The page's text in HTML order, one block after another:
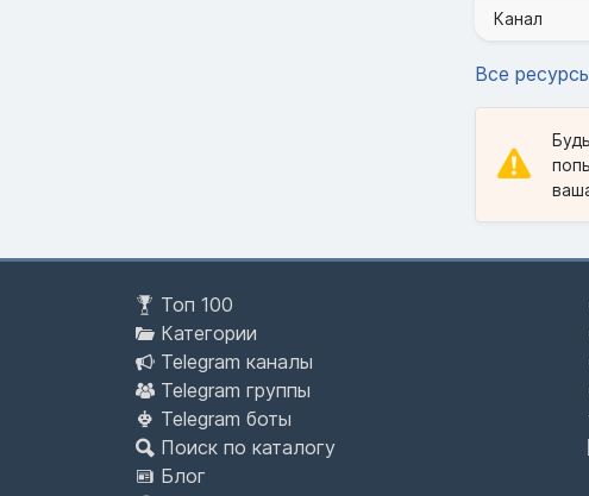
Канал
Все
Топ 100
Категории
Telegram каналы
Telegram группы
Telegram боты
Поиск по каталогу
Блог